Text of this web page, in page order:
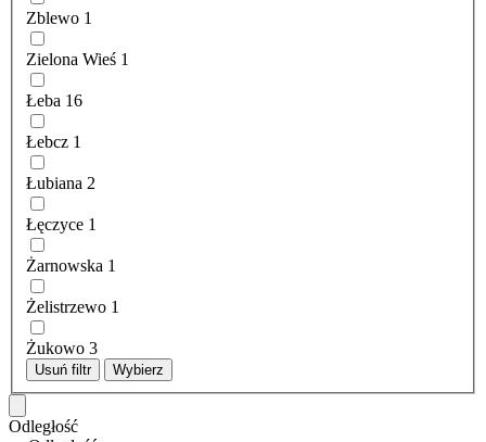
Zblewo 1
Zielona Wieś 1
Łeba 16
Łebcz 1
Łubiana 2
Łęczyce 1
Żarnowska 1
Żelistrzewo 1
Żukowo 3
Usuń filtr Wybierz
Odległość